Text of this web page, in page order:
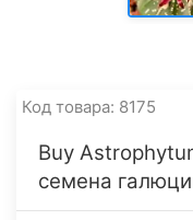
Код товара: 8175
Buy
семена